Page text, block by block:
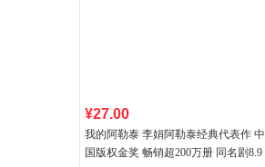
¥27.00
我的阿勒泰 李娟阿勒泰经典代表作 中
国版权金奖 畅销超200万册 同名剧8.9